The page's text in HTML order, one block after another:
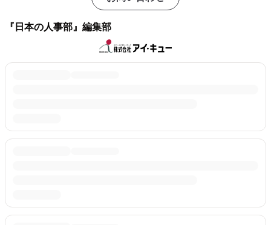
『日本の人事部』編集部